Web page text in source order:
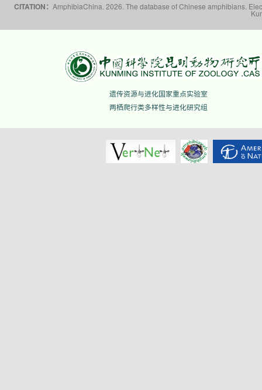
CITATION： AmphibiaChina. 2026. The database of Chinese amphibians.
遗传资源与进化国家重点实验室
两栖爬行类多样性与进化研究组